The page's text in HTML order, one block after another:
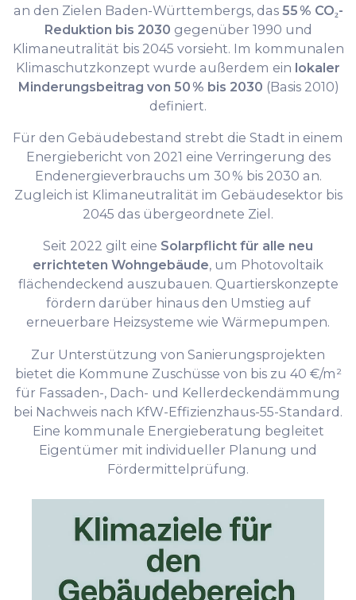
an den Zielen Baden-Württembergs, das 55 % CO₂-
Reduktion bis 2030 gegenüber 1990 und
Klimaneutralität bis 2045 vorsieht. Im kommunalen
Klimaschutzkonzept wurde außerdem ein lokaler
Minderungsbeitrag von 50 % bis 2030 (Basis 2010)
definiert.
Für den Gebäudebestand strebt die Stadt in einem
Energiebericht von 2021 eine Verringerung des
Endenergieverbrauchs um 30 % bis 2030 an.
Zugleich ist Klimaneutralität im Gebäudesektor bis
2045 das übergeordnete Ziel.
Seit 2022 gilt eine Solarpflicht für alle neu
errichteten Wohngebäude, um Photovoltaik
flächendeckend auszubauen. Quartierskonzepte
fördern darüber hinaus den Umstieg auf
erneuerbare Heizsysteme wie Wärmepumpen.
Zur Unterstützung von Sanierungsprojekten
bietet die Kommune Zuschüsse von bis zu 40 €/m²
für Fassaden-, Dach- und Kellerdeckendämmung
bei Nachweis nach KfW-Effizienzhaus-55-Standard.
Eine kommunale Energieberatung begleitet
Eigentümer mit individueller Planung und
Fördermittelprüfung.